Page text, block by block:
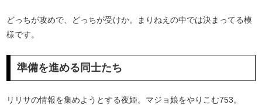
どっちが攻めで、どっちが受けか。まりねえの中では決まってる模
様です。
準備を進める同士たち
リリサの情報を集めようとする夜姫。マジョ娘をやりこむ753。